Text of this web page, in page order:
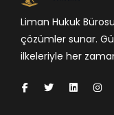
Liman Hukuk
çözümler sunar.
ilkeleriyle her